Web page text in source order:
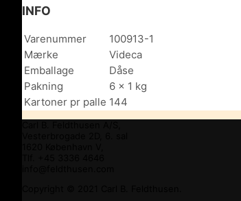
INFO
Varenummer
100913-1
Mærke
Videca
Emballage
Dåse
Pakning
6 x 1 kg
Kartoner pr palle 144